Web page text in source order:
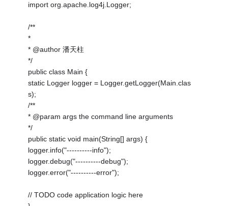
import org.apache.log4j.Logger;
/**
*
* @author 潘天柱
*/
public class Main {
static Logger logger = Logger.getLogger(Main.clas
s);
/**
* @param args the command line arguments
*/
public static void main(String[] args) {
logger.info("----------info");
logger.debug("----------debug");
logger.error("----------error");
// TODO code application logic here